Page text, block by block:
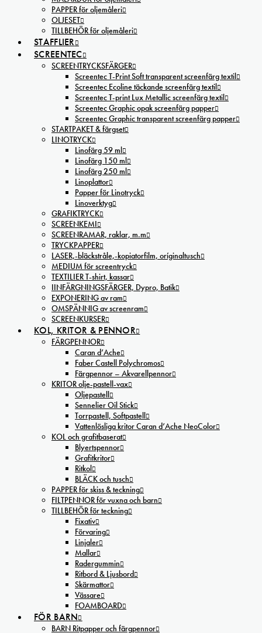
PAPPER för oljemåleri
OLJESET
TILLBEHÖR för oljemåleri
STAFFLIER
SCREENTEC
SCREENTRYCKSFÄRGER
Screentec T-Print Soft transparent screenfärg textil
Screentec Ecoline täckande screenfärg textil
Screentec T-print Lux Metallic screenfärg textil
Screentec Graphic opak screenfärg papper
Screentec Graphic transparent screenfärg papper
STARTPAKET & färgset
LINOTRYCK
Linofärg 59 ml
Linofärg 150 ml
Linofärg 250 ml
Linoplattor
Papper för Linotryck
Linoverktyg
GRAFIKTRYCK
SCREENKEMI
SCREENRAMAR, raklar, m.m
TRYCKPAPPER
LASER,-bläckstråle,-kopiatorfilm, oríginaltusch
MEDIUM för screentryck
TEXTILIER T-shirt, kassar
IINFÄRGNINGSFÄRGER, Dypro, Batik
EXPONERING av ram
OMSPÄNNIG av screenram
SCREENKURSER
KOL, KRITOR & PENNOR
FÄRGPENNOR
Caran d’Ache
Faber Castell Polychromos
Färgpennor – Akvarellpennor
KRITOR olje-pastell-vax
Oljepastell
Sennelier Oil Stick
Torrpastell, Softpastell
Vattenlösliga kritor Caran d’Ache NeoColor
KOL och grafitbaserat
Blyertspennor
Grafitkritor
Ritkol
BLÄCK och tusch
PAPPER för skiss & teckning
FILTPENNOR för vuxna och barn
TILLBEHÖR för teckning
Fixativ
Förvaring
Linjaler
Mallar
Radergummin
Ritbord & Ljusbord
Skärmattor
Vässare
FOAMBOARD
FÖR BARN
BARN Ritpapper och färgpennor